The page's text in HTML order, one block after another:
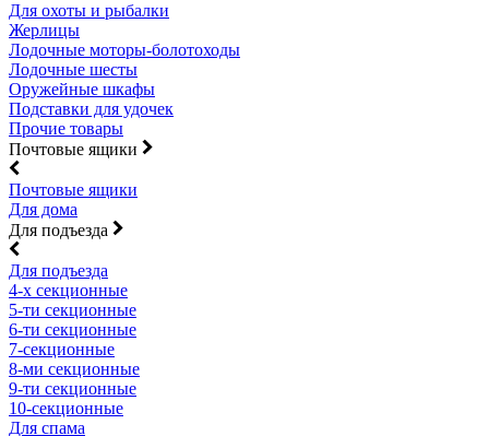
Для охоты и рыбалки
Жерлицы
Лодочные моторы-болотоходы
Лодочные шесты
Оружейные шкафы
Подставки для удочек
Прочие товары
Почтовые ящики
Почтовые ящики
Для дома
Для подъезда
Для подъезда
4-х секционные
5-ти секционные
6-ти секционные
7-секционные
8-ми секционные
9-ти секционные
10-секционные
Для спама